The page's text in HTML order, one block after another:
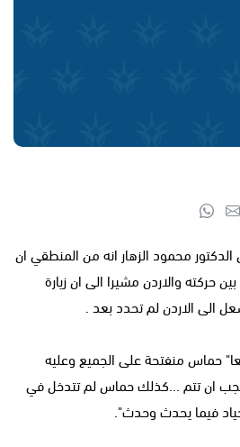
محمود الزهار انه من المنطقي ان
حركته والاردن مشيرا الى ان زيارة
الى الاردن لم تحدد بعد .
حماس منفتحة على الجميع وعليه
يجب ان تتم ...كذلك حماس لم تتدخل في
فيما يحدث وحدث".